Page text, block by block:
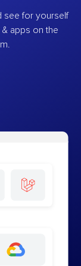
see for yourself
apps on the